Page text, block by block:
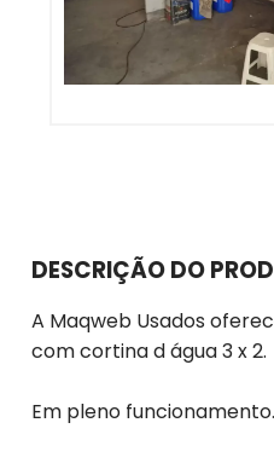
DESCRIÇÃO DO
A Maqweb Usados
com cortina d água 3 x 2.
Em pleno funcionamento.